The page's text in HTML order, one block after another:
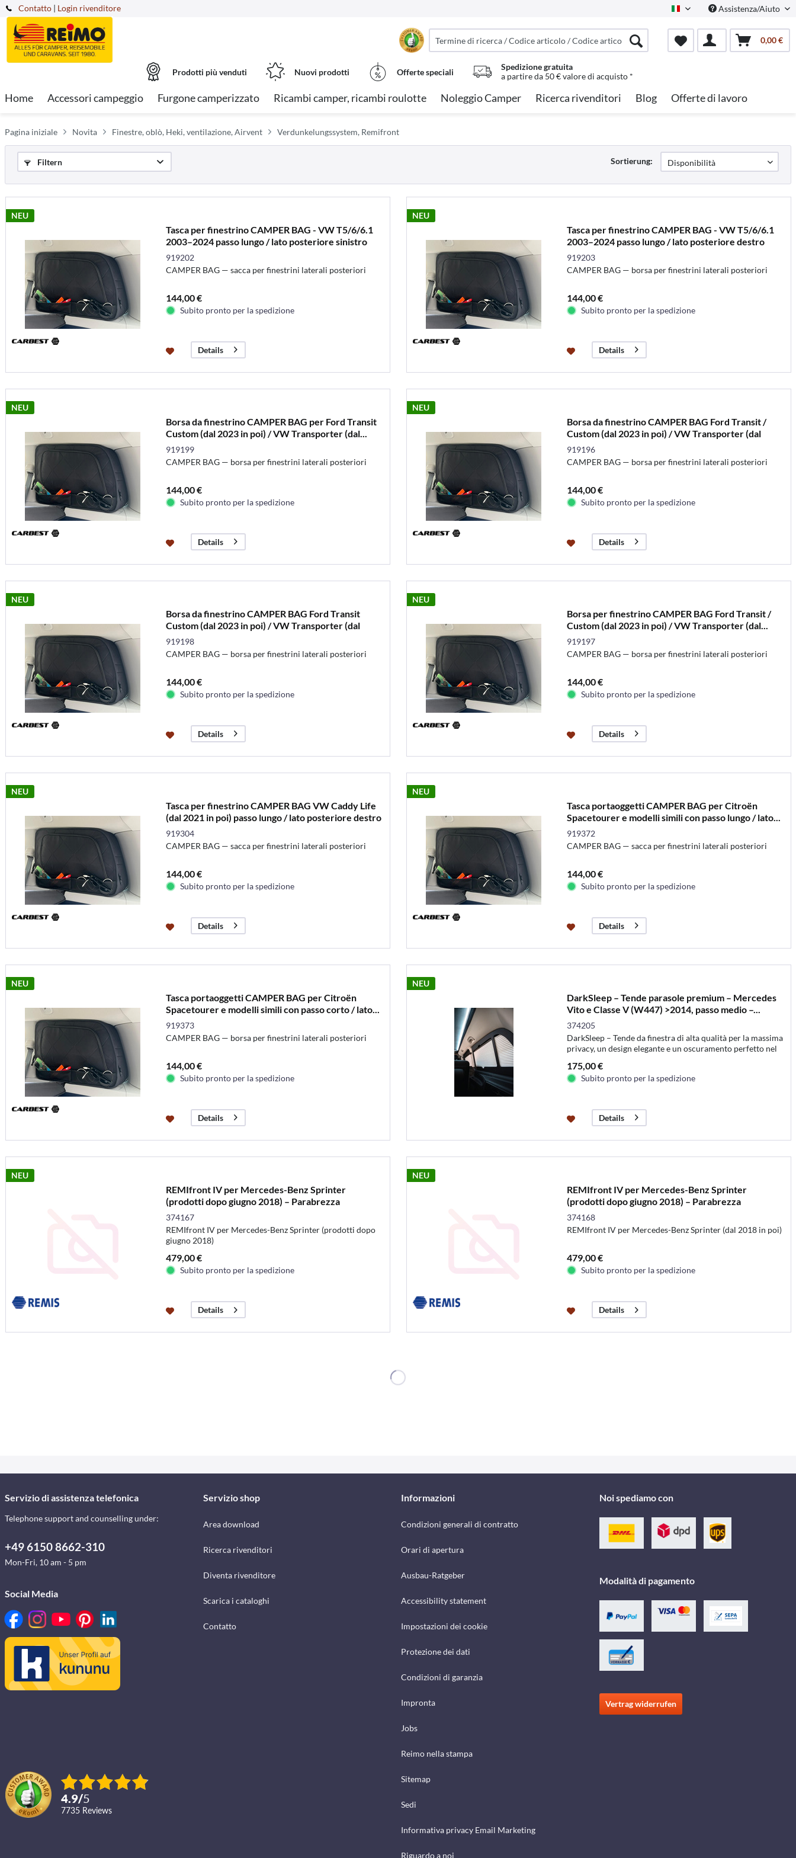
Contatto Italian Assistenza/Aiuto
| Login rivenditore
0,00 €
Prodotti più venduti Nuovi prodotti Offerte speciali
Spedizione gratuita
a partire da 50 € valore di acquisto *
Home Accessori campeggio Furgone camperizzato Ricambi camper, ricambi roulotte Noleggio Camper Ricerca rivenditori Blog Offerte di lavoro
Pagina iniziale Novita Finestre, oblò, Heki, ventilazione, Airvent Verdunkelungssystem, Remifront
Filtern Sortierung:
NEU
Tasca per finestrino CAMPER BAG - VW T5/6/6.1
2003–2024 passo lungo / lato posteriore sinistro
919202
CAMPER BAG — sacca per finestrini laterali posteriori
144,00 €
Subito pronto per la spedizione
Details
NEU
Tasca per finestrino CAMPER BAG - VW T5/6/6.1
2003–2024 passo lungo / lato posteriore destro
919203
CAMPER BAG — borsa per finestrini laterali posteriori
144,00 €
Subito pronto per la spedizione
Details
NEU
Borsa da finestrino CAMPER BAG per Ford Transit
Custom (dal 2023 in poi) / VW Transporter (dal...
919199
CAMPER BAG — borsa per finestrini laterali posteriori
144,00 €
Subito pronto per la spedizione
Details
NEU
Borsa da finestrino CAMPER BAG Ford Transit /
Custom (dal 2023 in poi) / VW Transporter (dal
2024...
919196
CAMPER BAG — borsa per finestrini laterali posteriori
144,00 €
Subito pronto per la spedizione
Details
NEU
Borsa da finestrino CAMPER BAG Ford Transit
Custom (dal 2023 in poi) / VW Transporter (dal
2024...
919198
CAMPER BAG — borsa per finestrini laterali posteriori
144,00 €
Subito pronto per la spedizione
Details
NEU
Borsa per finestrino CAMPER BAG Ford Transit /
Custom (dal 2023 in poi) / VW Transporter (dal...
919197
CAMPER BAG — borsa per finestrini laterali posteriori
144,00 €
Subito pronto per la spedizione
Details
NEU
Tasca per finestrino CAMPER BAG VW Caddy Life
(dal 2021 in poi) passo lungo / lato posteriore destro
919304
CAMPER BAG — sacca per finestrini laterali posteriori
144,00 €
Subito pronto per la spedizione
Details
NEU
Tasca portaoggetti CAMPER BAG per Citroën
Spacetourer e modelli simili con passo lungo / lato...
919372
CAMPER BAG — sacca per finestrini laterali posteriori
144,00 €
Subito pronto per la spedizione
Details
NEU
Tasca portaoggetti CAMPER BAG per Citroën
Spacetourer e modelli simili con passo corto / lato...
919373
CAMPER BAG — borsa per finestrini laterali posteriori
144,00 €
Subito pronto per la spedizione
Details
NEU
DarkSleep – Tende parasole premium – Mercedes
Vito e Classe V (W447) >2014, passo medio –...
374205
DarkSleep – Tende da finestra di alta qualità per la massima
privacy, un design elegante e un oscuramento perfetto nel
175,00 €
Subito pronto per la spedizione
Details
NEU
REMIfront IV per Mercedes-Benz Sprinter
(prodotti dopo giugno 2018) – Parabrezza
374167
REMIfront IV per Mercedes-Benz Sprinter (prodotti dopo
giugno 2018)
479,00 €
Subito pronto per la spedizione
Details
NEU
REMIfront IV per Mercedes-Benz Sprinter
(prodotti dopo giugno 2018) – Parabrezza
374168
REMIfront IV per Mercedes-Benz Sprinter (dal 2018 in poi)
479,00 €
Subito pronto per la spedizione
Details
Servizio di assistenza telefonica
Telephone support and counselling under:
+49 6150 8662-310
Mon-Fri, 10 am - 5 pm
Social Media
4.9/5
7735 reviews
Servizio shop
Area download
Ricerca rivenditori
Diventa rivenditore
Scarica i cataloghi
Contatto
Informazioni
Condizioni generali di contratto
Orari di apertura
Ausbau-Ratgeber
Accessibility statement
Impostazioni dei cookie
Protezione dei dati
Condizioni di garanzia
Impronta
Jobs
Reimo nella stampa
Sitemap
Sedi
Informativa privacy Email Marketing
Riguardo a noi
Noi spediamo con
Modalità di pagamento
Vertrag widerrufen